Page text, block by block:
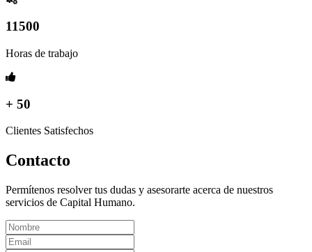
11500
Horas de trabajo
+ 50
Clientes Satisfechos
Contacto
Permítenos resolver tus dudas y asesorarte acerca de nuestros
servicios de Capital Humano.